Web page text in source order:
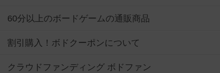
60分以上のボードゲームの通販商品
割引購入！ボドクーポンについて
クラウドファンディング ボドファン